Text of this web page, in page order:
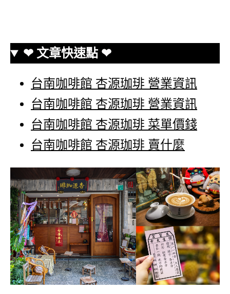
❤ 文章快速點 ❤
台南咖啡館 杏源珈琲 營業資訊
台南咖啡館 杏源珈琲 營業資訊
台南咖啡館 杏源珈琲 菜單價錢
台南咖啡館 杏源珈琲 賣什麼